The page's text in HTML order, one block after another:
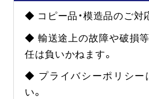
◆ コピー品・模造品のご対
◆ 輸送途上の故障や破損
任は負いかねます。
◆ プライバシーポリシー
い。